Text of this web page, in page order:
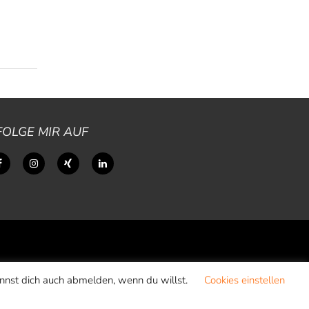
MIR AUF
dich auch abmelden, wenn du willst. Cookies einstellen